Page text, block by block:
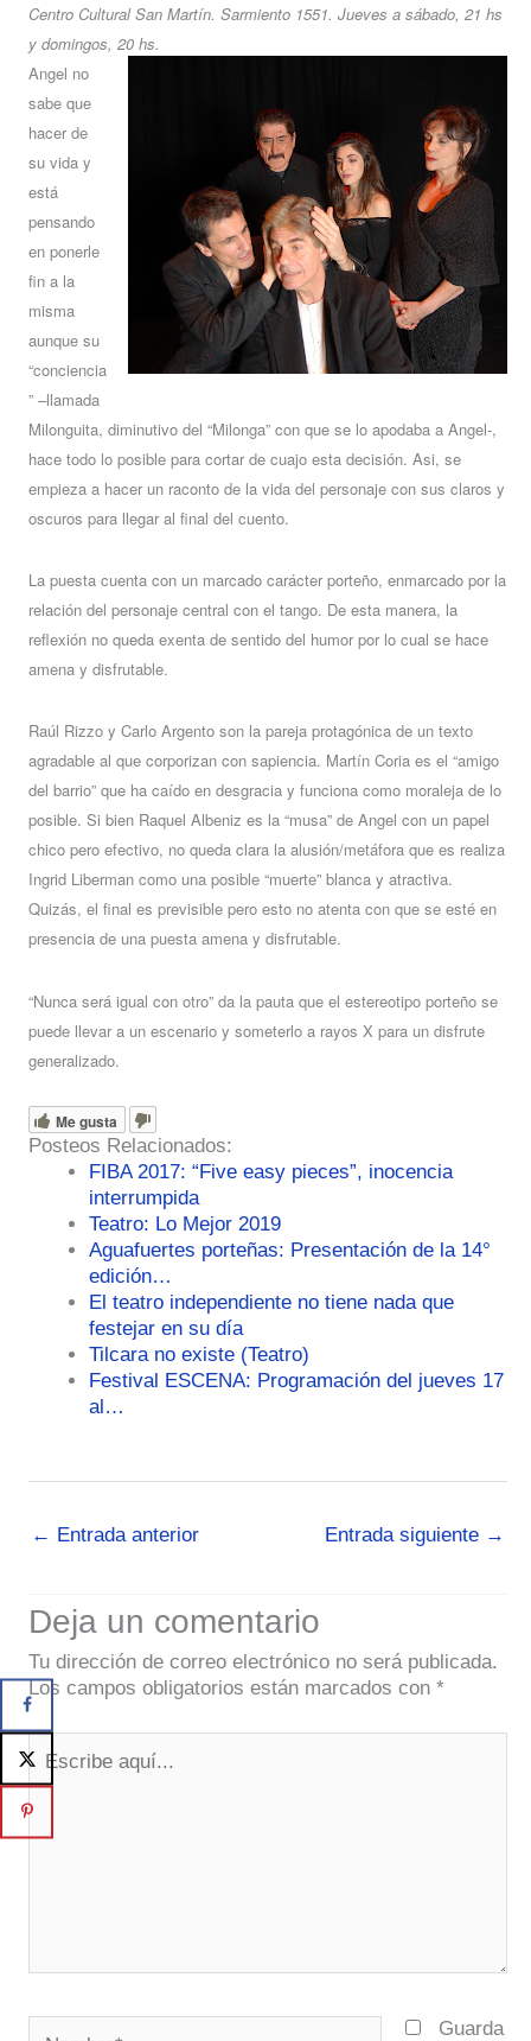
Centro Cultural San Martín. Sarmiento 1551. Jueves a sábado, 21 hs
y domingos, 20 hs.
Angel no
sabe que
hacer de
su vida y
está
pensando
en ponerle
fin a la
misma
aunque su
“conciencia
” –llamada
Milonguita, diminutivo del “Milonga” con que se lo apodaba a Angel-,
hace todo lo posible para cortar de cuajo esta decisión. Asi, se
empieza a hacer un raconto de la vida del personaje con sus claros y
oscuros para llegar al final del cuento.
La puesta cuenta con un marcado carácter porteño, enmarcado por la
relación del personaje central con el tango. De esta manera, la
reflexión no queda exenta de sentido del humor por lo cual se hace
amena y disfrutable.
Raúl Rizzo y Carlo Argento son la pareja protagónica de un texto
agradable al que corporizan con sapiencia. Martín Coria es el “amigo
del barrio” que ha caído en desgracia y funciona como moraleja de lo
posible. Si bien Raquel Albeniz es la “musa” de Angel con un papel
chico pero efectivo, no queda clara la alusión/metáfora que es realiza
Ingrid Liberman como una posible “muerte” blanca y atractiva.
Quizás, el final es previsible pero esto no atenta con que se esté en
presencia de una puesta amena y disfrutable.
“Nunca será igual con otro” da la pauta que el estereotipo porteño se
puede llevar a un escenario y someterlo a rayos X para un disfrute
generalizado.
Me gusta
Posteos Relacionados:
FIBA 2017: “Five easy pieces”, inocencia
interrumpida
Teatro: Lo Mejor 2019
Aguafuertes porteñas: Presentación de la 14°
edición…
El teatro independiente no tiene nada que
festejar en su día
Tilcara no existe (Teatro)
Festival ESCENA: Programación del jueves 17
al…
← Entrada anterior Entrada siguiente →
Deja un comentario
Tu dirección de correo electrónico no será publicada.
Los campos obligatorios están marcados con *
aquí...
Guarda